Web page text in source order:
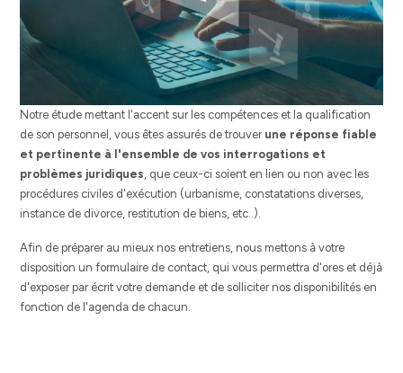
Notre étude mettant l'accent sur les compétences et la qualification
de son personnel, vous êtes assurés de trouver une réponse fiable
et pertinente à l'ensemble de vos interrogations et
problèmes juridiques, que ceux-ci soient en lien ou non avec les
procédures civiles d'exécution (urbanisme, constatations diverses,
instance de divorce, restitution de biens, etc..).
Afin de préparer au mieux nos entretiens, nous mettons à votre
disposition un formulaire de contact, qui vous permettra d'ores et déjà
d'exposer par écrit votre demande et de solliciter nos disponibilités en
fonction de l'agenda de chacun.